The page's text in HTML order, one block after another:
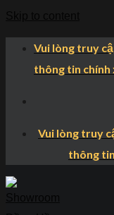
Vui lòng truy
thông tin
Vui lòng truy
thông